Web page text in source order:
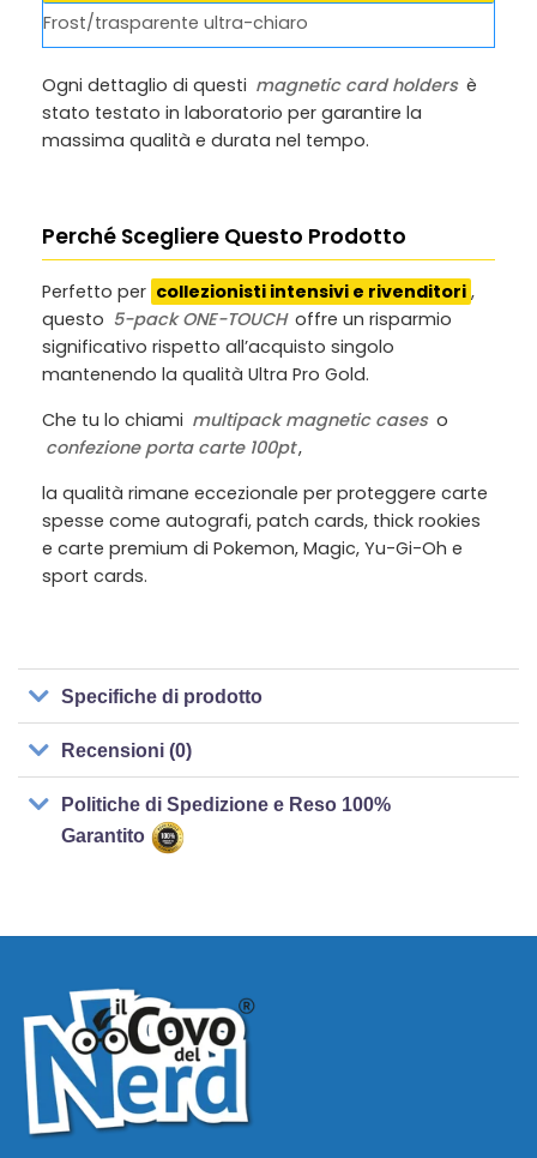
Frost/trasparente ultra-chiaro
Ogni dettaglio di questi magnetic card holders è
stato testato in laboratorio per garantire la
massima qualità e durata nel tempo.
Perché Scegliere Questo Prodotto
Perfetto per collezionisti intensivi e rivenditori ,
questo 5-pack ONE-TOUCH offre un risparmio
significativo rispetto all’acquisto singolo
mantenendo la qualità Ultra Pro Gold.
Che tu lo chiami multipack magnetic cases o
confezione porta carte 100pt,
la qualità rimane eccezionale per proteggere carte
spesse come autografi, patch cards, thick rookies
e carte premium di Pokemon, Magic, Yu-Gi-Oh e
sport cards.
Specifiche di prodotto
Recensioni (0)
Politiche di Spedizione e Reso 100%
Garantito